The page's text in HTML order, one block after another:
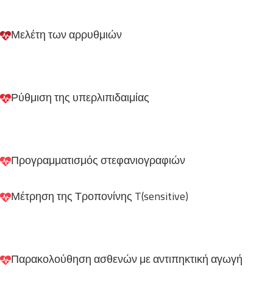
Μελέτη των αρρυθμιών
Ρύθμιση της υπερλιπιδαιμίας
Προγραμματισμός στεφανιογραφιών
Μέτρηση της Τροπονίνης T(sensitive)
Παρακολούθηση ασθενών με αντιπηκτική αγωγή